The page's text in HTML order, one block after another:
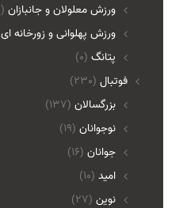
ورزش معلولان و جانبازان (10)
ورزش پهلوانی و زورخانه ای
پتانگ (0)
(230) فوتبال
بزرگسالان (137)
نوجوانان (19)
جوانان (16)
امید (10)
نوین (27)